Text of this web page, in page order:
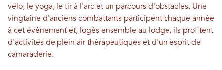
vélo, le yoga, le tir à l'arc et un parcours d'obstacles. Une
vingtaine d'anciens combattants participent chaque année
à cet événement et, logés ensemble au lodge, ils profitent
d'activités de plein air thérapeutiques et d'un esprit de
camaraderie.